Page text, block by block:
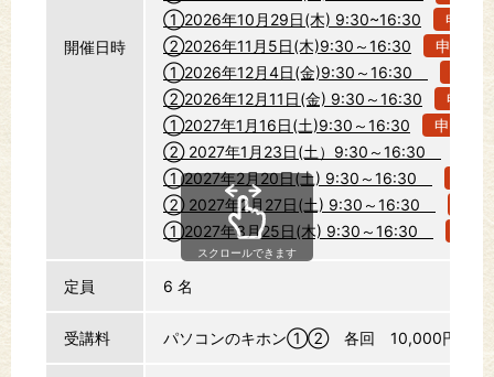
開催日時
①2026年10月29日(木) 9:30~16:30
申込む
②2026年11月5日(木)9:30～16:30
申込む
①2026年12月4日(金)9:30～16:30
②2026年12月11日(金) 9:30～16:30
申込む
①2027年1月16日(土)9:30～16:30
申込む
② 2027年1月23日(土）9:30～16:30
①2027年2月20日(土) 9:30～16:30
② 2027年2月27日(土) 9:30～16:30
①2027年3月25日(木) 9:30～16:30
定員 6 名
受講料 パソコンのキホン①② 各回 10,000円（テ
スクロールできます